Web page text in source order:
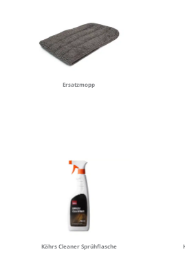
Ersatzmopp
Kährs Cleaner Sprühflasche